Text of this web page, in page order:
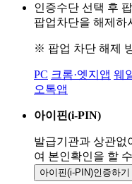
인증수단 선택 후
팝업차단을 해제하
※ 팝업 차단 해제
PC 크롬·엣지앱 웨
오톡앱
아이핀(i-PIN)
발급기관과 상관없
여 본인확인을 할
아이핀(i-PIN)인증하기